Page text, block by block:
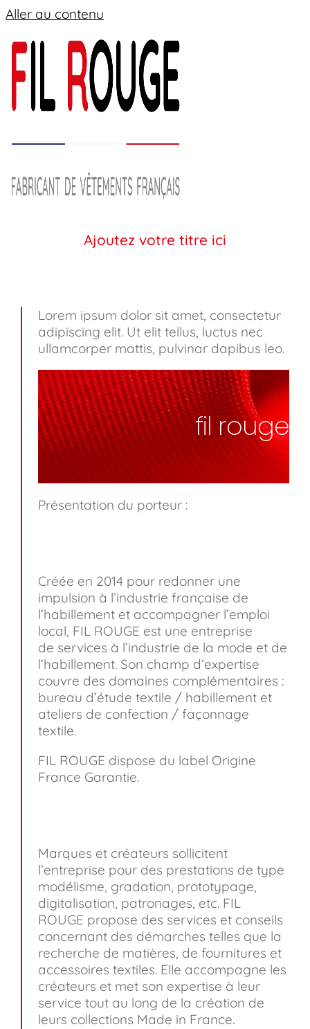
Aller au contenu
Ajoutez votre titre ici
Lorem ipsum dolor sit amet, consectetur
adipiscing elit. Ut elit tellus, luctus nec
ullamcorper mattis, pulvinar dapibus leo.
fil rouge
Présentation du porteur :
Créée en 2014 pour redonner une
impulsion à l’industrie française de
l’habillement et accompagner l’emploi
local, FIL ROUGE est une entreprise
de services à l’industrie de la mode et de
l’habillement. Son champ d’expertise
couvre des domaines complémentaires :
bureau d’étude textile / habillement et
ateliers de confection / façonnage
textile.
FIL ROUGE dispose du label Origine
France Garantie.
Marques et créateurs sollicitent
l’entreprise pour des prestations de type
modélisme, gradation, prototypage,
digitalisation, patronages, etc. FIL
ROUGE propose des services et conseils
concernant des démarches telles que la
recherche de matières, de fournitures et
accessoires textiles. Elle accompagne les
créateurs et met son expertise à leur
service tout au long de la création de
leurs collections Made in France.